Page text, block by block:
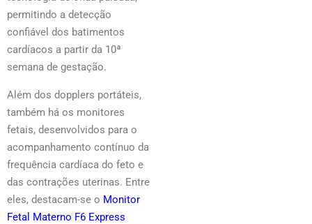
permitindo a detecção
confiável dos batimentos
cardíacos a partir da 10ª
semana de gestação.
Além dos dopplers portáteis,
também há os monitores
fetais, desenvolvidos para o
acompanhamento contínuo da
frequência cardíaca do feto e
das contrações uterinas. Entre
eles, destacam-se o Monitor
Fetal Materno F6 Express